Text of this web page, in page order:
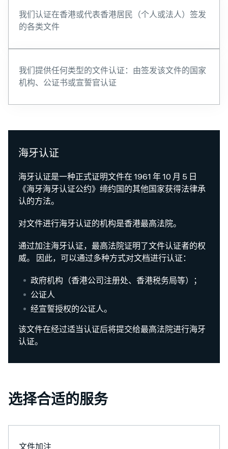
我们认证在香港或代表香港居民（个人或法人）签发
的各类文件
我们提供任何类型的文件认证：由签发该文件的国家
机构、公证书或宣誓官认证
海牙认证
海牙认证是一种正式证明文件在 1961 年 10 月 5 日
《海牙海牙认证公约》缔约国的其他国家获得法律承
认的方法。
对文件进行海牙认证的机构是香港最高法院。
通过加注海牙认证，最高法院证明了文件认证者的权
威。 因此，可以通过多种方式对文档进行认证：
政府机构（香港公司注册处、香港税务局等）；
公证人
经宣誓授权的公证人。
该文件在经过适当认证后将提交给最高法院进行海牙
认证。
选择合适的服务
文件加注